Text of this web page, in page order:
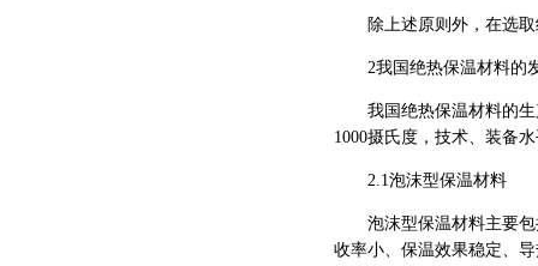
除上述原则外，在选取
2我国绝热保温材料的
我国绝热保温材料的生
1000摄氏度，技术、装备
2.1泡沫型保温材料
泡沫型保温材料主要包
收率小、保温效果稳定、